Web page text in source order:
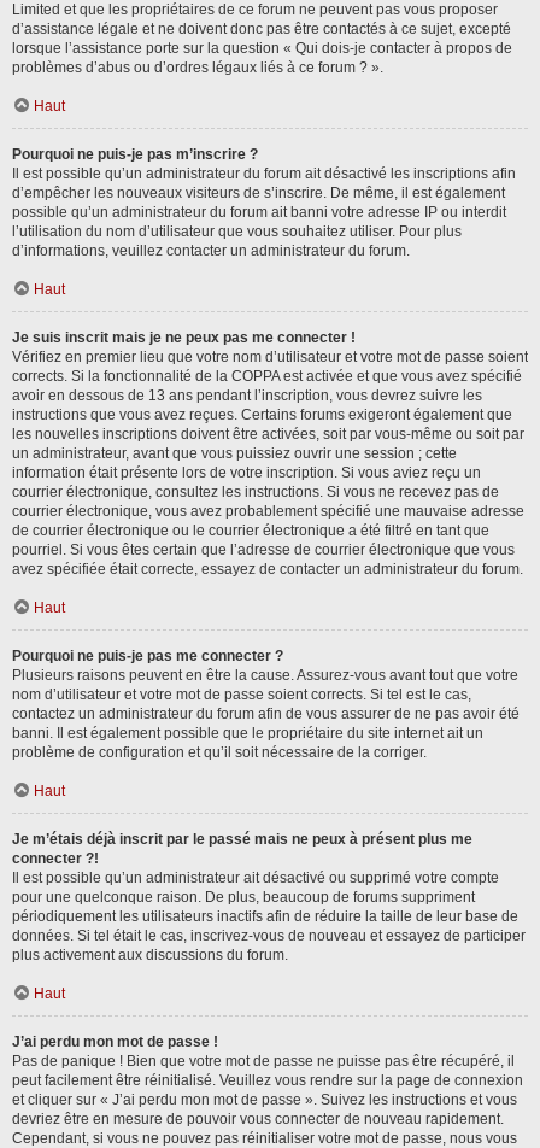
Limited et que les propriétaires de ce forum ne peuvent pas vous proposer
d’assistance légale et ne doivent donc pas être contactés à ce sujet, excepté
lorsque l’assistance porte sur la question « Qui dois-je contacter à propos de
problèmes d’abus ou d’ordres légaux liés à ce forum ? ».
Haut
Pourquoi ne puis-je pas m’inscrire ?
Il est possible qu’un administrateur du forum ait désactivé les inscriptions afin
d’empêcher les nouveaux visiteurs de s’inscrire. De même, il est également
possible qu’un administrateur du forum ait banni votre adresse IP ou interdit
l’utilisation du nom d’utilisateur que vous souhaitez utiliser. Pour plus
d’informations, veuillez contacter un administrateur du forum.
Haut
Je suis inscrit mais je ne peux pas me connecter !
Vérifiez en premier lieu que votre nom d’utilisateur et votre mot de passe soient
corrects. Si la fonctionnalité de la COPPA est activée et que vous avez spécifié
avoir en dessous de 13 ans pendant l’inscription, vous devrez suivre les
instructions que vous avez reçues. Certains forums exigeront également que
les nouvelles inscriptions doivent être activées, soit par vous-même ou soit par
un administrateur, avant que vous puissiez ouvrir une session ; cette
information était présente lors de votre inscription. Si vous aviez reçu un
courrier électronique, consultez les instructions. Si vous ne recevez pas de
courrier électronique, vous avez probablement spécifié une mauvaise adresse
de courrier électronique ou le courrier électronique a été filtré en tant que
pourriel. Si vous êtes certain que l’adresse de courrier électronique que vous
avez spécifiée était correcte, essayez de contacter un administrateur du forum.
Haut
Pourquoi ne puis-je pas me connecter ?
Plusieurs raisons peuvent en être la cause. Assurez-vous avant tout que votre
nom d’utilisateur et votre mot de passe soient corrects. Si tel est le cas,
contactez un administrateur du forum afin de vous assurer de ne pas avoir été
banni. Il est également possible que le propriétaire du site internet ait un
problème de configuration et qu’il soit nécessaire de la corriger.
Haut
Je m’étais déjà inscrit par le passé mais ne peux à présent plus me
connecter ?!
Il est possible qu’un administrateur ait désactivé ou supprimé votre compte
pour une quelconque raison. De plus, beaucoup de forums suppriment
périodiquement les utilisateurs inactifs afin de réduire la taille de leur base de
données. Si tel était le cas, inscrivez-vous de nouveau et essayez de participer
plus activement aux discussions du forum.
Haut
J’ai perdu mon mot de passe !
Pas de panique ! Bien que votre mot de passe ne puisse pas être récupéré, il
peut facilement être réinitialisé. Veuillez vous rendre sur la page de connexion
et cliquer sur « J’ai perdu mon mot de passe ». Suivez les instructions et vous
devriez être en mesure de pouvoir vous connecter de nouveau rapidement.
Cependant, si vous ne pouvez pas réinitialiser votre mot de passe, nous vous